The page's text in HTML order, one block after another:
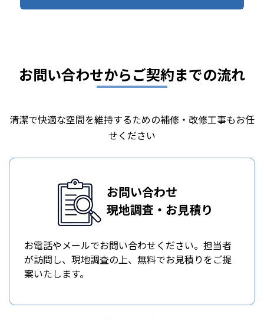
お問い合わせからご契約までの流れ
清潔で快適な空間を維持するための補修・改修工事もお任
せください
お問い合わせ
現地調査・お見積り
お電話やメールでお問い合わせください。担当者
が訪問し、現地調査の上、無料でお見積りをご提
案いたします。